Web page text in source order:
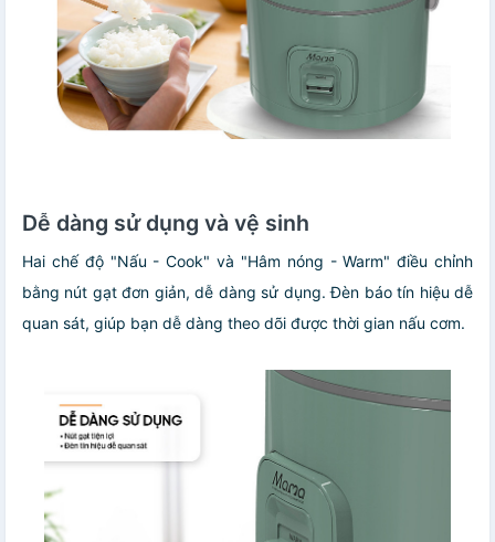
Dễ dàng sử dụng và vệ sinh
Hai chế độ "Nấu - Cook" và "Hâm nóng - Warm" điều chỉnh
bằng nút gạt đơn giản, dễ dàng sử dụng. Đèn báo tín hiệu dễ
quan sát, giúp bạn dễ dàng theo dõi được thời gian nấu cơm.